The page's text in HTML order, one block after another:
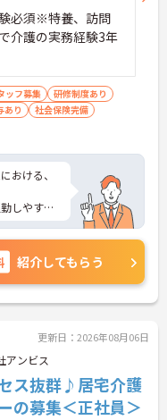
間程度とか
るシフト
りながら
務経験、
めモチベ
ジメント
長期的な
必須※特養、訪問
介護の実務経験3年
ッフ募集
研修制度あり
あり
社会保険完備
おける、
しやすい
、さらに
談くださ
紹介してもらう
更新日：2026年08月06日
アンビス
ス抜群♪居宅介護
の募集＜正社員＞